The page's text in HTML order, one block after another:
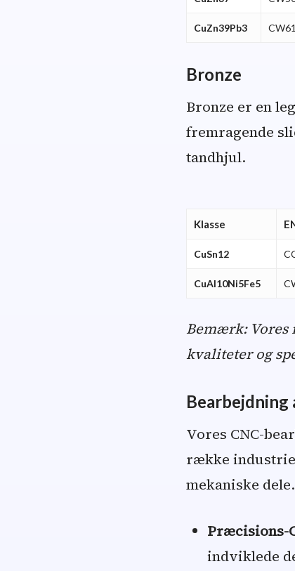
CuZn39Pb3
Bronze
Bronze er en
fremragende
tandhjul.
Klasse
CuSn12
CuAl10Ni5Fe5
Bemærk: Vores
kvaliteter og
Vores CNC-
række
mekaniske
Præcisions-
indviklede